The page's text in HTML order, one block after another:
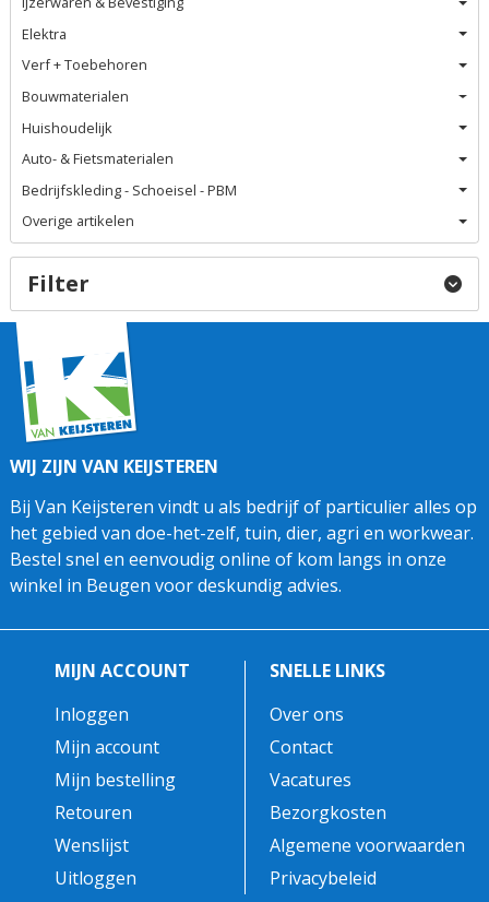
Elektra
Verf + Toebehoren
Bouwmaterialen
Huishoudelijk
Auto- & Fietsmaterialen
Bedrijfskleding - Schoeisel - PBM
Overige artikelen
Filter
WIJ ZIJN VAN KEIJSTEREN
Bij Van Keijsteren vindt u als bedrijf of particulier alles op
het gebied van doe-het-zelf, tuin, dier, agri en workwear.
Bestel snel en eenvoudig online of kom langs in onze
winkel in Beugen voor deskundig advies.
MIJN ACCOUNT
Inloggen
Mijn account
Mijn bestelling
Retouren
Wenslijst
Uitloggen
SNELLE LINKS
Over ons
Contact
Vacatures
Bezorgkosten
Algemene voorwaarden
Privacybeleid